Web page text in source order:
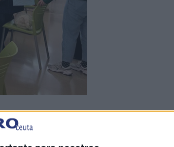
de la Formación